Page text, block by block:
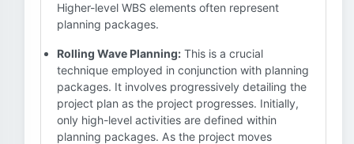
Higher-level WBS elements often represent
planning packages.
Rolling Wave Planning: This is a crucial
technique employed in conjunction with planning
packages. It involves progressively detailing the
project plan as the project progresses. Initially,
only high-level activities are defined within
planning packages. As the project moves